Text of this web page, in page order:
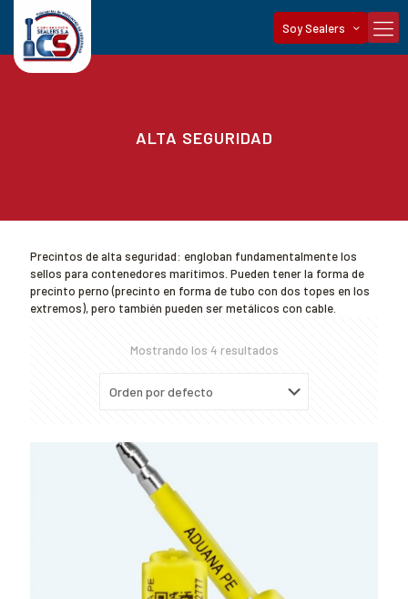
Soy Sealers
ALTA SEGURIDAD
Precintos de alta seguridad: engloban fundamentalmente los
sellos para contenedores marítimos. Pueden tener la forma de
precinto perno (precinto en forma de tubo con dos topes en los
extremos), pero también pueden ser metálicos con cable.
Mostrando los 4 resultados